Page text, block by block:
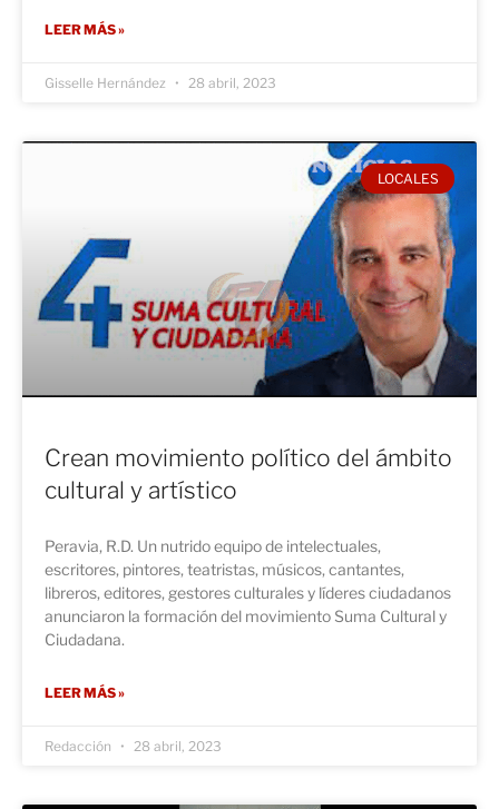
LEER MÁS »
Gisselle Hernández 28 abril, 2023
LOCALES
Crean movimiento político del ámbito
cultural y artístico
Peravia, R.D. Un nutrido equipo de intelectuales,
escritores, pintores, teatristas, músicos, cantantes,
libreros, editores, gestores culturales y líderes ciudadanos
anunciaron la formación del movimiento Suma Cultural y
Ciudadana.
LEER MÁS »
Redacción 28 abril, 2023